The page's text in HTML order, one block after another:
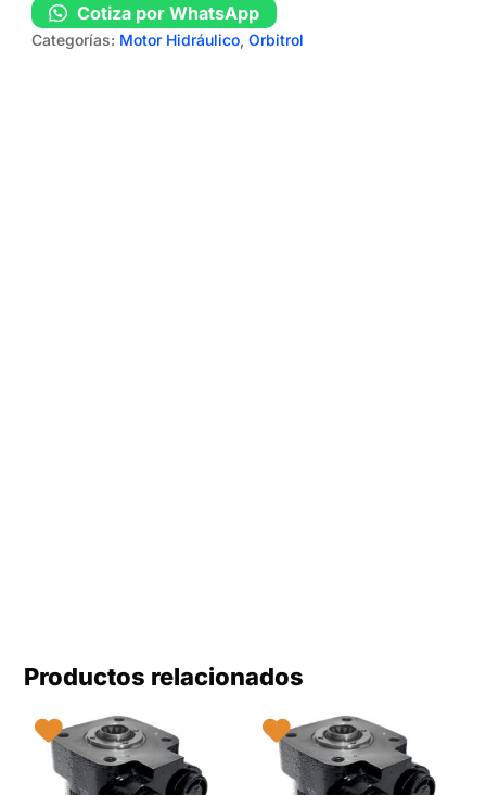
Cotiza por WhatsApp
Categorías: Motor Hidráulico,Orbitrol
Productos relacionados